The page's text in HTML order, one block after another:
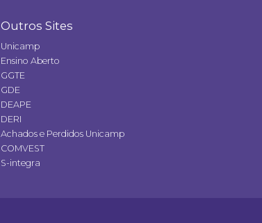
Outros Sites
Unicamp
Ensino Aberto
GGTE
GDE
DEAPE
DERI
Achados e Perdidos Unicamp
COMVEST
S-integra